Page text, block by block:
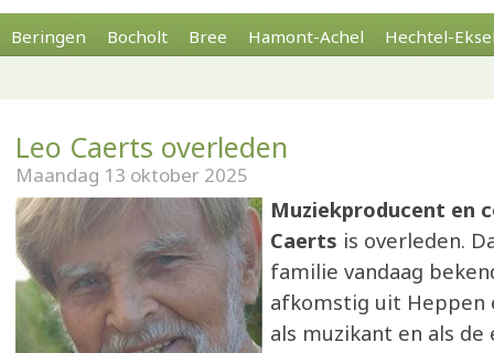
Beringen Bocholt Bree Hamont-Achel Hechtel-
Leo Caerts overleden
Maandag 13 oktober 2025
Muziekproducent en
Caerts is overleden.
familie vandaag
afkomstig uit Heppen
als muzikant en als de